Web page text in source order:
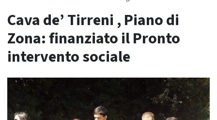
Cava de’ Tirreni , Piano di
Zona: finanziato il Pronto
intervento sociale